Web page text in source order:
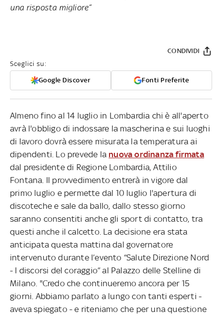
una risposta migliore”
Sceglici su:
Google Discover Fonti Preferite
CONDIVIDI
Almeno fino al 14 luglio in Lombardia chi è all'aperto
avrà l'obbligo di indossare la mascherina e sui luoghi
di lavoro dovrà essere misurata la temperatura ai
dipendenti. Lo prevede la nuova ordinanza firmata
dal presidente di Regione Lombardia, Attilio
Fontana. Il provvedimento entrerà in vigore dal
primo luglio e permette dal 10 luglio l'apertura di
discoteche e sale da ballo, dallo stesso giorno
saranno consentiti anche gli sport di contatto, tra
questi anche il calcetto. La decisione era stata
anticipata questa mattina dal governatore
intervenuto durante l’evento “Salute Direzione Nord
- I discorsi del coraggio” al Palazzo delle Stelline di
Milano. "Credo che continueremo ancora per 15
giorni. Abbiamo parlato a lungo con tanti esperti -
aveva spiegato - e riteniamo che per una questione